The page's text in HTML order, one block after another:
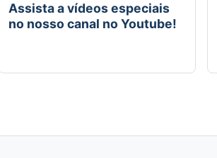
Assista a vídeos especiais
no nosso canal no Youtube!